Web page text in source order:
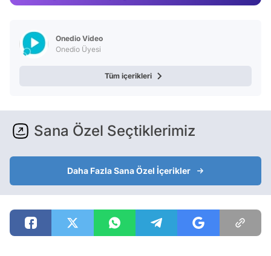
Onedio Video
Onedio Üyesi
Tüm içerikleri
Sana Özel Seçtiklerimiz
Daha Fazla Sana Özel İçerikler